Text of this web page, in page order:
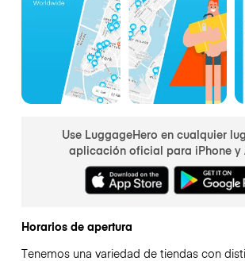
Use LuggageHero en cualquier
aplicación oficial para iPhone y
Horarios de apertura
Tenemos una variedad de tiendas con